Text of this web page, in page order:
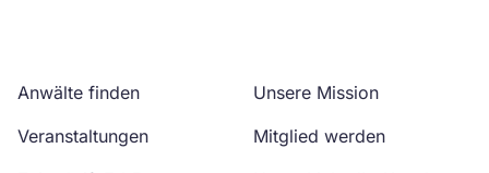
Anwälte finden
Veranstaltungen
Unsere Mission
Mitglied werden